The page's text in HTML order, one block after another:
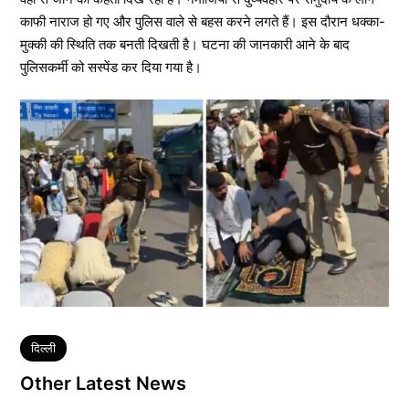
काफी नाराज हो गए और पुलिस वाले से बहस करने लगते हैं। इस दौरान धक्का-
मुक्की की स्थिति तक बनती दिखती है। घटना की जानकारी आने के बाद
पुलिसकर्मी को सस्पेंड कर दिया गया है।
Tags
दिल्ली
Other Latest News